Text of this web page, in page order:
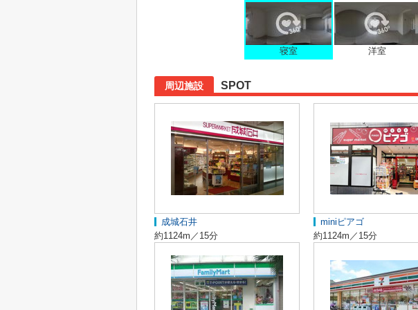
寝室 洋室
周辺施設 SPOT
成城石井
約1124m／15分
miniピアゴ
約1124m／15分